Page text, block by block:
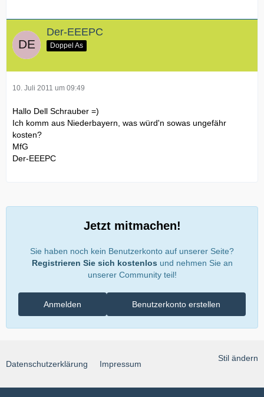
Der-EEEPC
Doppel As
10. Juli 2011 um 09:49
Hallo Dell Schrauber =)
Ich komm aus Niederbayern, was würd'n sowas ungefähr
kosten?
MfG
Der-EEEPC
Jetzt mitmachen!
Sie haben noch kein Benutzerkonto auf unserer Seite?
Registrieren Sie sich kostenlos und nehmen Sie an
unserer Community teil!
Benutzerkonto erstellen
Anmelden
Stil ändern
Datenschutzerklärung Impressum